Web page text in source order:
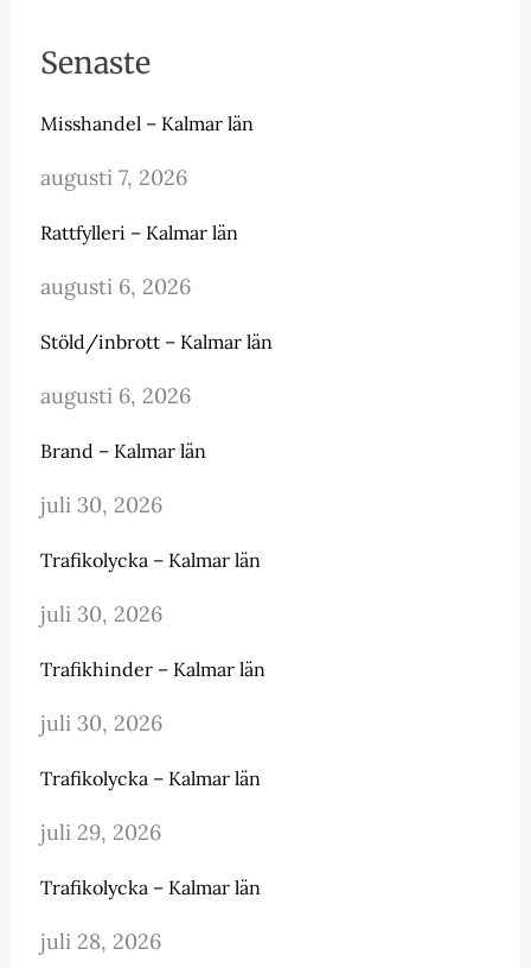
Senaste
Misshandel – Kalmar län
augusti 7, 2026
Rattfylleri – Kalmar län
augusti 6, 2026
Stöld/inbrott – Kalmar län
augusti 6, 2026
Brand – Kalmar län
juli 30, 2026
Trafikolycka – Kalmar län
juli 30, 2026
Trafikhinder – Kalmar län
juli 30, 2026
Trafikolycka – Kalmar län
juli 29, 2026
Trafikolycka – Kalmar län
juli 28, 2026